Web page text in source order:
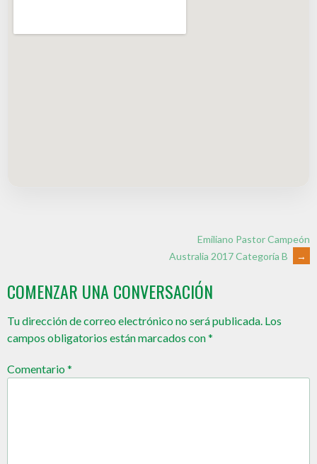
Emiliano Pastor Campeón
Australia 2017 Categoría B
→
COMENZAR UNA CONVERSACIÓN
Tu dirección de correo electrónico no será publicada. Los
campos obligatorios están marcados con*
Comentario*